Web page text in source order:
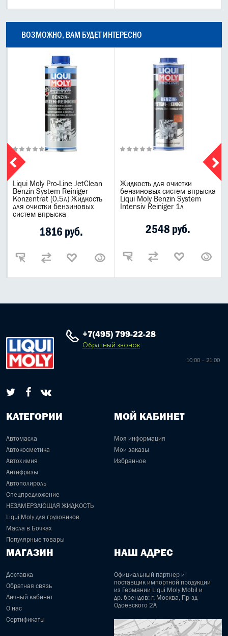
ВОЗМОЖНО, ВАМ БУДЕТ ИНТЕРЕСНО
Liqui Moly Pro-Line JetClean
Benzin System Reiniger
Konzentrat (0.5л) Жидкость
для очистки бензиновых
систем впрыска
1816 руб.
Жидкость для очистки
бензиновых систем впрыска
Liqui Moly Benzin System
Intensiv Reiniger 1л
2548 руб.
+7(495) 799-22-28
Обратный звонок
10:00 – 21:00
КАТЕГОРИИ
Автомасла
Автокосметика
Автохимия
Антифризы
Автополироль
Спецпредложение
НЕЗАМЕРЗАЮЩАЯ ЖИДКОСТЬ
Liqui Moly для грузовиков
Масла в Бочках
Популярные товары
МОЙ КАБИНЕТ
Моя информация
Мои заказы
Избранное
МАГАЗИН
Доставка
Обратная связь
Личный кабинет
О нас
Сертификаты
НАШ АДРЕС
Официальный партнер и
поставщик импортной продукции
из Германии Liqui Moly Mobil и
др. брендов: г. Москва, Пр-зд
Одоевского 2А